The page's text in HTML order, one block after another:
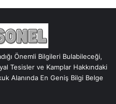
Önemli Bilgileri Bulabileceği,
Tesisler ve Kamplar Hakkındaki
Alanında En Geniş Bilgi Belge